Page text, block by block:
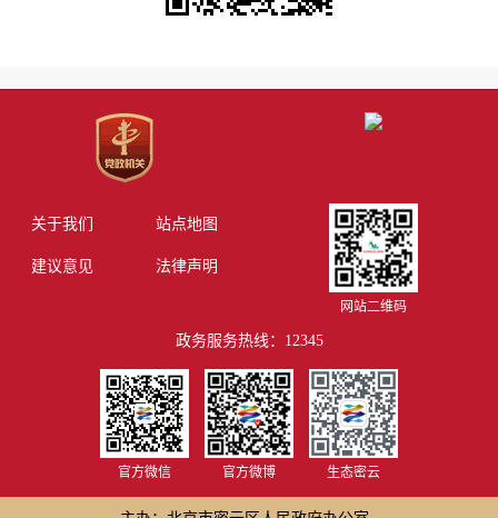
关于我们 站点地图
建议意见 法律声明
网站二维码
政务服务热线：12345
官方微信 官方微博 生态密云